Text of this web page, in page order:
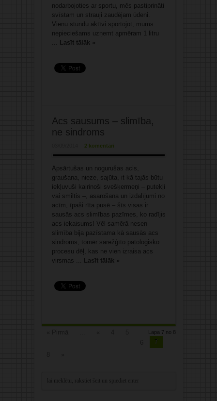
nodarbojoties ar sportu, mēs pastiprināti
svīstam un strauji zaudējam ūdeni.
Vienu stundu aktīvi sportojot, mums
nepieciešams uzņemt apmēram 1 litru
Lasīt tālāk »
Acs sausums – slimība,
ne sindroms
2 komentāri
Apsārtušas un nogurušas acis,
graušana, nieze, sajūta, it kā tajās būtu
iekļuvuši kairinoši svešķermeņi – putekļi
vai smiltis –, asarošana un izdalījumi no
acīm, īpaši rīta pusē – šīs visas ir
sausās acs slimības pazīmes, ko radījis
acs iekaisums! Vēl samērā nesen
slimība bija pazīstama kā sausās acs
sindroms, tomēr sarežģīto patoloģisko
procesu dēļ, kas ne vien izraisa acs
virsmas ... Lasīt tālāk »
Lapa 7 no 8
7